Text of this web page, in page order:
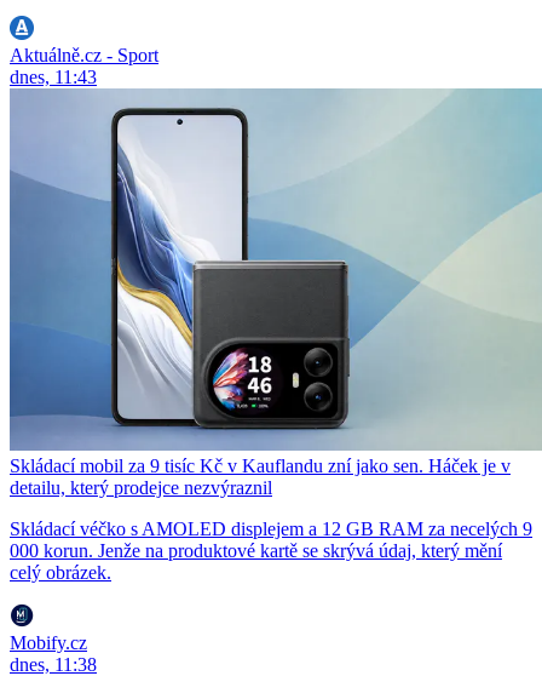
Aktuálně.cz - Sport
dnes, 11:43
Skládací mobil za 9 tisíc Kč v Kauflandu zní jako sen. Háček je v
detailu, který prodejce nezvýraznil
Skládací véčko s AMOLED displejem a 12 GB RAM za necelých 9
000 korun. Jenže na produktové kartě se skrývá údaj, který mění
celý obrázek.
Mobify.cz
dnes, 11:38